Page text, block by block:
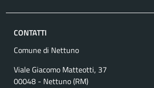
CONTATTI
Comune di Nettuno
Viale Giacomo Matteotti, 37
00048 - Nettuno (RM)